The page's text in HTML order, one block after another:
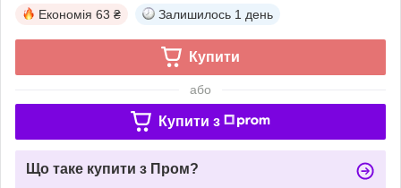
Економія 63 ₴ Залишилось 1 день
Купити
або
Купити з
Що таке купити з Пром?